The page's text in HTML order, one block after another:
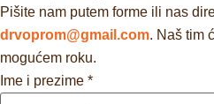
Pišite nam putem forme ili nas
drvoprom@gmail.com. Naš tim
mogućem roku.
Ime i prezime *